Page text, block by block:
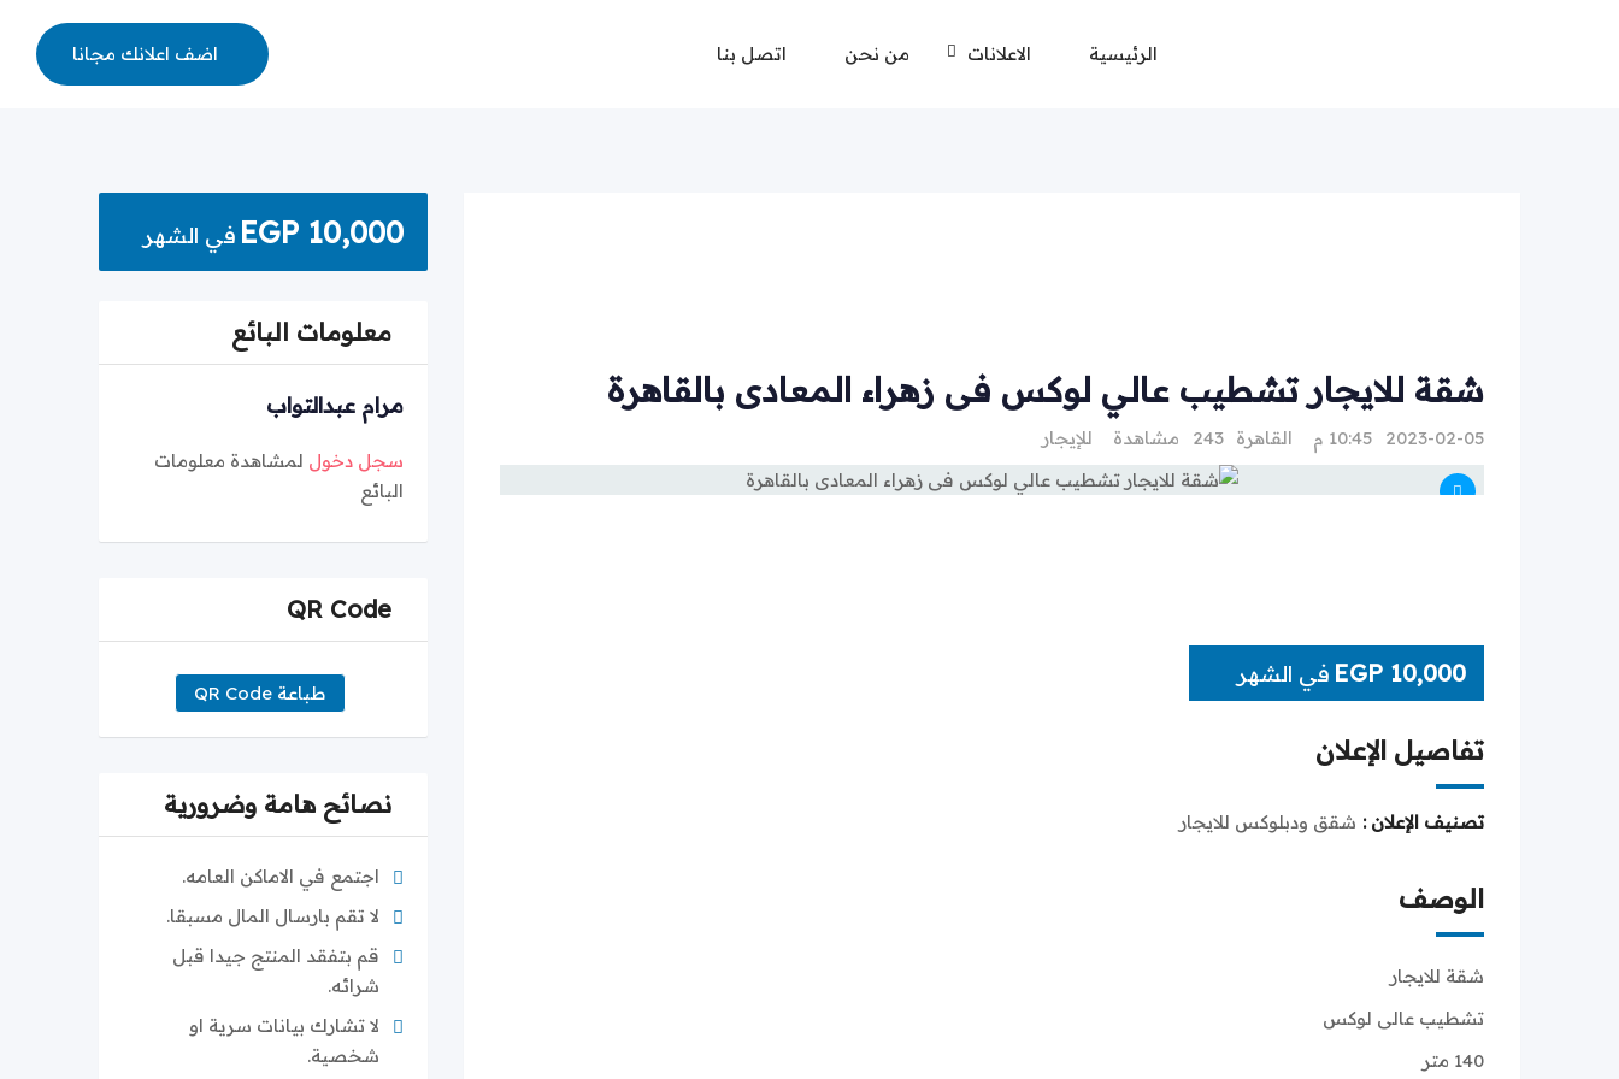
الرئيسية الاعلانات من نحن اتصل بنا اضف اعلانك مجانا
شقة للايجار تشطيب عالي لوكس فى زهراء المعادى بالقاهرة
2023-02-05 10:45 م القاهرة 243 مشاهدة للإيجار
EGP 10,000 في الشهر
تفاصيل الإعلان
تصنيف الإعلان : شقق ودبلوكس للايجار
الوصف
شقة للايجار
تشطيب عالى لوكس
140 متر
EGP10,000 في الشهر
معلومات البائع
مرام عبدالتواب
سجل دخول لمشاهدة معلومات
البائع
QR Code
طباعة QR Code
نصائح هامة وضرورية
اجتمع في الاماكن العامه.
لا تقم بارسال المال مسبقا.
قم بتفقد المنتج جيدا قبل
شرائه.
لا تشارك بيانات سرية او
شخصية.